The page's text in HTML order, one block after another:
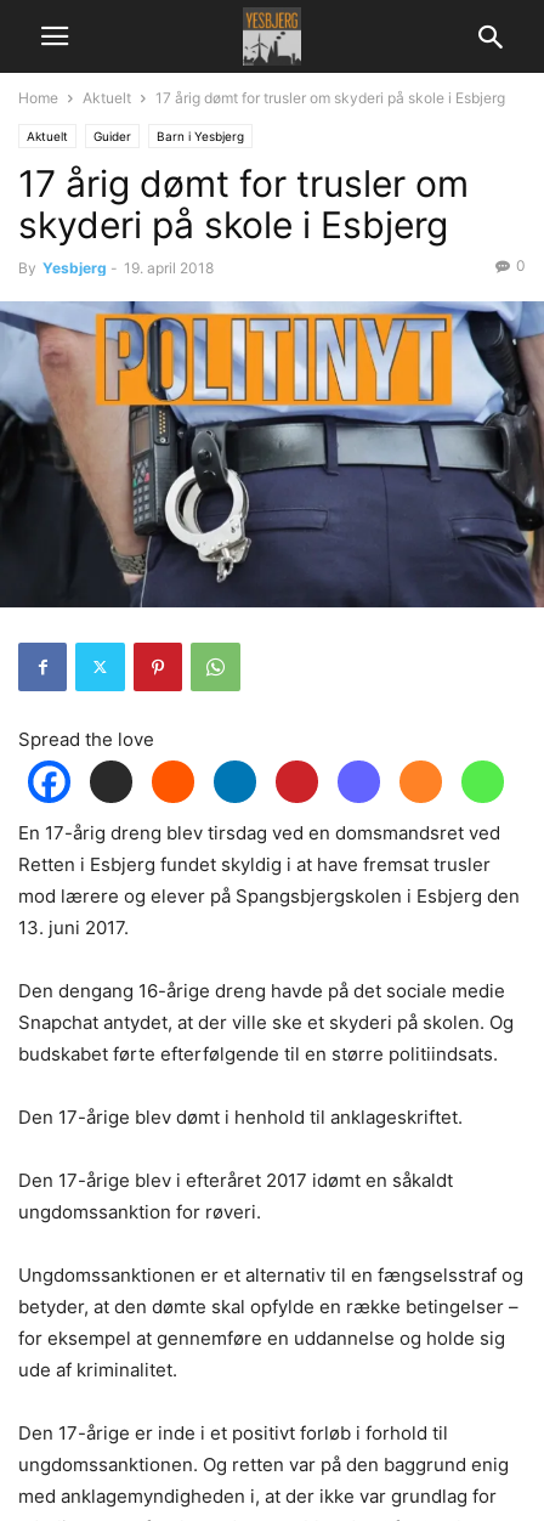
Home Aktuelt 17 årig dømt for trusler om skyderi på skole i Esbjerg
Aktuelt Guider Barn i Yesbjerg
17 årig dømt for trusler om
skyderi på skole i Esbjerg
By Yesbjerg - 19. april 2018 0
Spread the love
En 17-årig dreng blev tirsdag ved en domsmandsret ved
Retten i Esbjerg fundet skyldig i at have fremsat trusler
mod lærere og elever på Spangsbjergskolen i Esbjerg den
13. juni 2017.
Den dengang 16-årige dreng havde på det sociale medie
Snapchat antydet, at der ville ske et skyderi på skolen. Og
budskabet førte efterfølgende til en større politiindsats.
Den 17-årige blev dømt i henhold til anklageskriftet.
Den 17-årige blev i efteråret 2017 idømt en såkaldt
ungdomssanktion for røveri.
Ungdomssanktionen er et alternativ til en fængselsstraf og
betyder, at den dømte skal opfylde en række betingelser –
for eksempel at gennemføre en uddannelse og holde sig
ude af kriminalitet.
Den 17-årige er inde i et positivt forløb i forhold til
ungdomssanktionen. Og retten var på den baggrund enig
med anklagemyndigheden i, at der ikke var grundlag for